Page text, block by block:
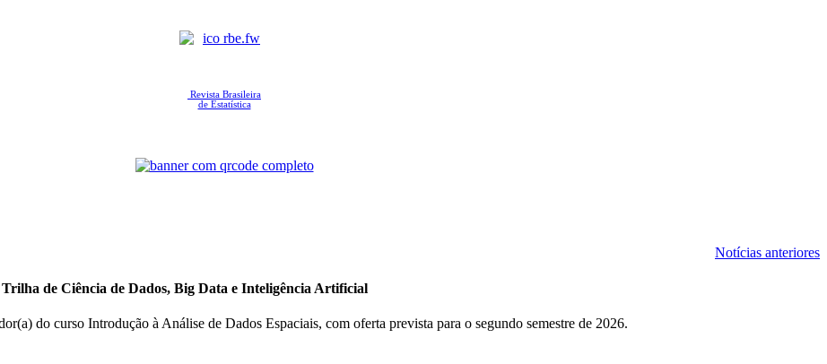
Revista Brasileira
de Estatística
Notícias anteriores
de Ciência de Dados, Big Data e Inteligência Artificial
do curso Introdução à Análise de Dados Espaciais, com oferta prevista para o segundo semestre de 2026.